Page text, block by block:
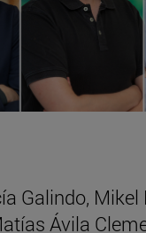
Galindo, Mikel
Ávila